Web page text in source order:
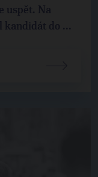
uspět. Na
kandidát do ...